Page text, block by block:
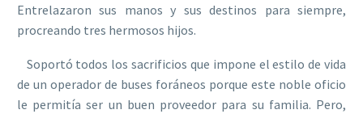
Entrelazaron sus manos y sus destinos para siempre,
procreando tres hermosos hijos.
Soportó todos los sacrificios que impone el estilo de vida
de un operador de buses foráneos porque este noble oficio
le permitía ser un buen proveedor para su familia. Pero,